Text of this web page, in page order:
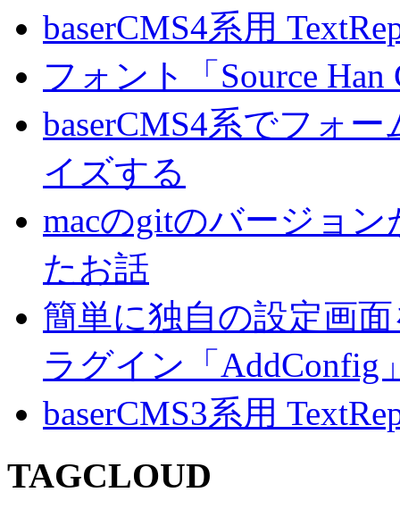
baserCMS4系用
フォント「Source
baserCMS4系でフォ
イズする
macのgitのバージョ
たお話
簡単に独自の設定画
ラグイン「AddConfig
baserCMS3系用
TAGCLOUD